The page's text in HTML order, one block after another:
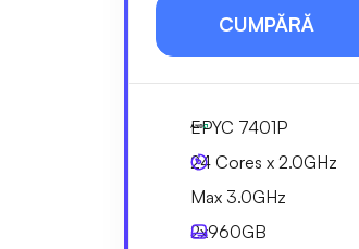
CUMPĂRĂ
EPYC 7401P
24 Cores x 2.0GHz
Max 3.0GHz
2x960GB